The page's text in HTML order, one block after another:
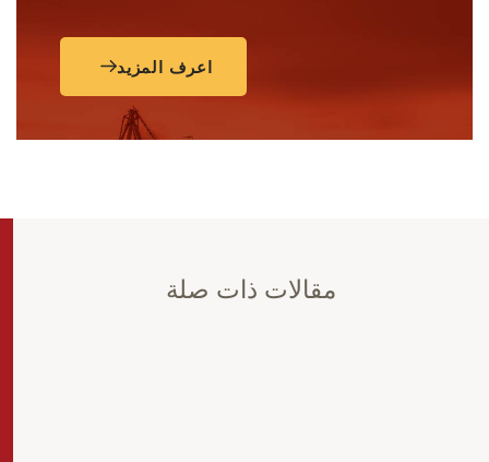
اعرف المزيد
مقالات ذات صلة